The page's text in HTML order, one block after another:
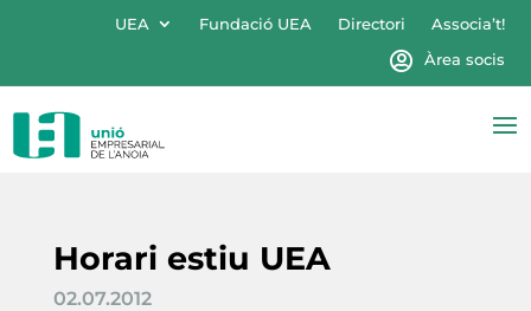
UEA Fundació UEA Directori
Associa’t!
Àrea socis
Horari estiu UEA
02.07.2012